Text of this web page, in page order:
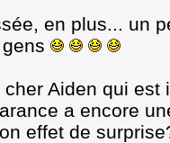
en plus... un
Aiden qui est
a encore
effet de